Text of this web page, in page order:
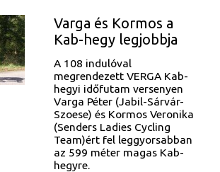
Varga és Kormos a
Kab-hegy legjobbja
A 108 indulóval
megrendezett VERGA Kab-
hegyi időfutam versenyen
Varga Péter (Jabil-Sárvár-
Szoese) és Kormos Veronika
(Senders Ladies Cycling
Team)ért fel leggyorsabban
az 599 méter magas Kab-
hegyre.